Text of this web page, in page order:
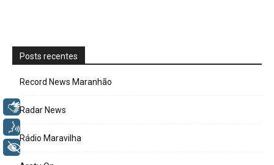
Posts recentes
Record News Maranhão
Radar News
Rádio Maravilha
Libras